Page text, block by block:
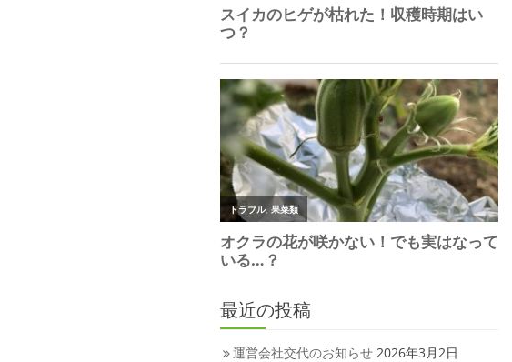
最近の投稿
運営会社交代のお知らせ 2026年3月2日